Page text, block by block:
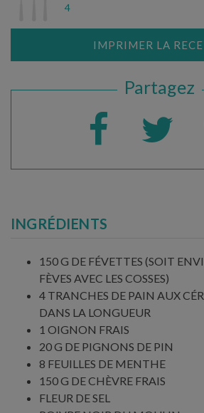
4
IMPRIMER LA
Partagez
INGRÉDIENTS
150 G DE FÉVETTES (SOIT
FÈVES AVEC LES COSSES)
4 TRANCHES DE PAIN AUX
DANS LA LONGUEUR
1 OIGNON FRAIS
20 G DE PIGNONS DE PIN
8 FEUILLES DE MENTHE
150 G DE CHÈVRE FRAIS
FLEUR DE SEL